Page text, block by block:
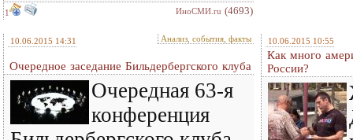
1 ИноСМИ.ru (4693)
10.06.2015 14:31 Анализ, события, факты
Очередное заседание Бильдербергского клуба
Очередная 63-я
конференция
10.06.2015 10:55
Как много
России?